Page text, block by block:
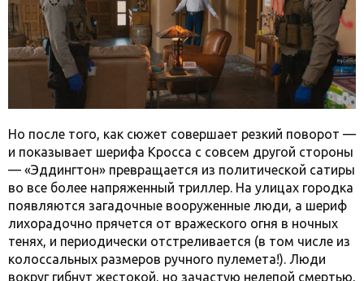
Но после того, как сюжет совершает резкий поворот —
и показывает шерифа Кросса с совсем другой стороны
— «Эддингтон» превращается из политической сатиры
во все более напряженный триллер. На улицах городка
появляются загадочные вооруженные люди, а шериф
лихорадочно прячется от вражеского огня в ночных
тенях, и периодически отстреливается (в том числе из
колоссальных размеров ручного пулемета!). Люди
вокруг гибнут жестокой, но зачастую нелепой смертью,